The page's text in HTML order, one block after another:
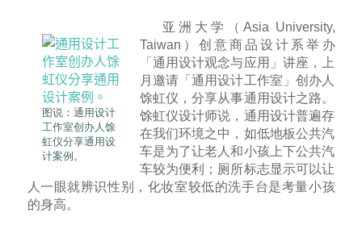
图说：通用设计
工作室创办人馀
虹仪分享通用设
计案例。
亚洲大学（Asia University,
Taiwan）创意商品设计系举办
「通用设计观念与应用」讲座，上
月邀请「通用设计工作室」创办人
馀虹仪，分享从事通用设计之路。
馀虹仪设计师说，通用设计普遍存
在我们环境之中，如低地板公共汽
车是为了让老人和小孩上下公共汽
车较为便利；厕所标志显示可以让
人一眼就辨识性别，化妆室较低的洗手台是考量小孩
的身高。